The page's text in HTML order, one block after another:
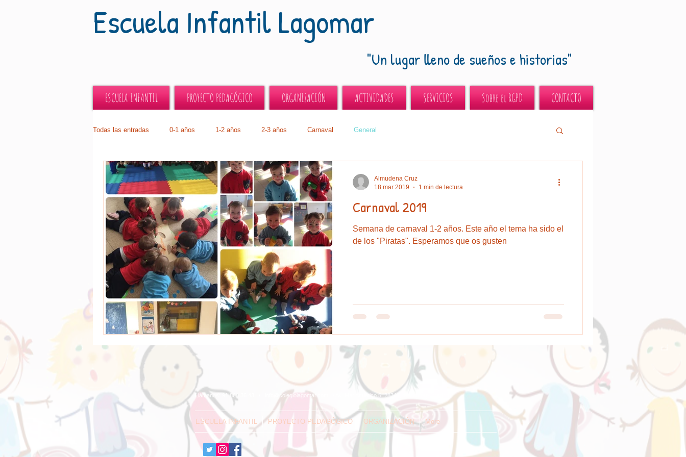
Escuela Infantil Lagomar
"Un lugar lleno de sueños e historias"
ESCUELA INFANTIL PROYECTO PEDAGÓGICO ORGANIZACIÓN ACTIVIDADES SERVICIOS Sobre el RGPD CONTACTO
Todas las entradas 0-1 años 1-2 años 2-3 años Carnaval General
Carnaval 2019
Semana de carnaval 1-2 años. Este año el tema ha sido el
de los "Piratas". Esperamos que os gusten
Almudena Cruz
18 mar 2019
1 min de lectura
ESCUELA INFANTIL PROYECTO PEDAGÓGICO ORGANIZACIÓN More
Llámanos: 91 808 36 43 / info@colegiolagomar.com / Av. Mar Adriático 5, 28341, Valdemoro (Madrid).